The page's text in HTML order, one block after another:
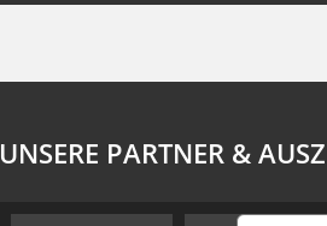
UNSERE PARTNER &